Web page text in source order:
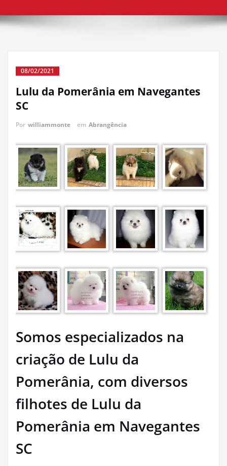
08/02/2021
Lulu da Pomerânia em Navegantes
SC
Por williammonte em Abrangência
Somos especializados na
criação de Lulu da
Pomerânia, com diversos
filhotes de Lulu da
Pomerânia em Navegantes
SC